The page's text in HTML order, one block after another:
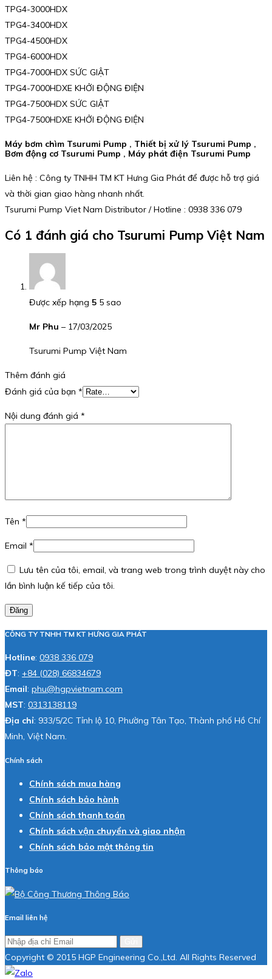
TPG4-3000HDX
TPG4-3400HDX
TPG4-4500HDX
TPG4-6000HDX
TPG4-7000HDX SỨC GIẬT
TPG4-7000HDXE KHỞI ĐỘNG ĐIỆN
TPG4-7500HDX SỨC GIẬT
TPG4-7500HDXE KHỞI ĐỘNG ĐIỆN
Máy bơm chìm Tsurumi Pump , Thiết bị xử lý Tsurumi Pump ,
Bơm động cơ Tsurumi Pump , Máy phát điện Tsurumi Pump
Liên hệ : Công ty TNHH TM KT Hưng Gia Phát để được hỗ trợ giá
và thời gian giao hàng nhanh nhất.
Tsurumi Pump Viet Nam Distributor / Hotline : 0938 336 079
Có 1 đánh giá cho Tsurumi Pump Việt Nam
Được xếp hạng 5 5 sao
Mr Phu – 17/03/2025
Tsurumi Pump Việt Nam
Thêm đánh giá
Đánh giá của bạn *
Nội dung đánh giá *
Tên *
Email *
Lưu tên của tôi, email, và trang web trong trình duyệt này cho
lần bình luận kế tiếp của tôi.
Đăng
CÔNG TY TNHH TM KT HƯNG GIA PHÁT
Hotline: 0938 336 079
ĐT: +84 (028) 66834679
Email: phu@hgpvietnam.com
MST: 0313138119
Địa chỉ: 933/5/2C Tỉnh lộ 10, Phường Tân Tạo, Thành phố Hồ Chí
Minh, Việt Nam.
Chính sách
Chính sách mua hàng
Chính sách bảo hành
Chính sách thanh toán
Chính sách vận chuyển và giao nhận
Chính sách bảo mật thông tin
Thông báo
Email liên hệ
Copyright © 2015 HGP Engineering Co.,Ltd. All Rights Reserved